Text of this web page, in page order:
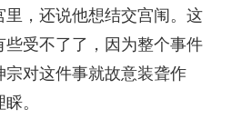
，还说他想结交宫闱。这
些受不了了，因为整个事件
对这件事就故意装聋作
。